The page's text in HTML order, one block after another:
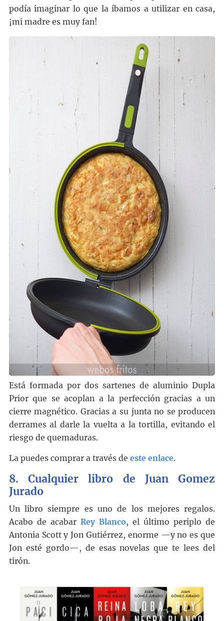
podía imaginar lo que la íbamos a utilizar en casa,
¡mi madre es muy fan!
Está formada por dos sartenes de aluminio Dupla
Prior que se acoplan a la perfección gracias a un
cierre magnético. Gracias a su junta no se producen
derrames al darle la vuelta a la tortilla, evitando el
riesgo de quemaduras.
La puedes comprar a través de este enlace.
8. Cualquier libro de Juan Gomez
Jurado
Un libro siempre es uno de los mejores regalos.
Acabo de acabar Rey Blanco, el último periplo de
Antonia Scott y Jon Gutiérrez, enorme —y no es que
Jon esté gordo—, de esas novelas que te lees del
tirón.